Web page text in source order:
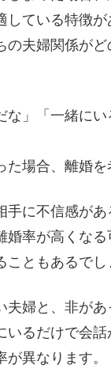
している特徴
の夫婦関係が
な」「一緒に
た場合、離婚
手に不信感が
婚率が高くな
ともあるでし
夫婦と、非が
いるだけで会
異なります。